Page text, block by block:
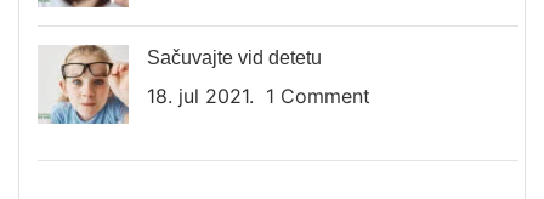
Sačuvajte vid detetu
18. jul 2021. 1 Comment